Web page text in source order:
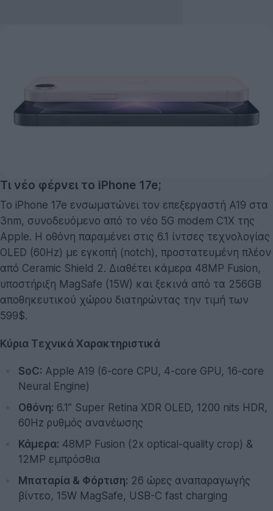
Τι νέο φέρνει το iPhone 17e;
Το iPhone 17e ενσωματώνει τον επεξεργαστή A19 στα
3nm, συνοδευόμενο από το νέο 5G modem C1X της
Apple. Η οθόνη παραμένει στις 6.1 ίντσες τεχνολογίας
OLED (60Hz) με εγκοπή (notch), προστατευμένη πλέον
από Ceramic Shield 2. Διαθέτει κάμερα 48MP Fusion,
υποστήριξη MagSafe (15W) και ξεκινά από τα 256GB
αποθηκευτικού χώρου διατηρώντας την τιμή των
599$.
Κύρια Τεχνικά Χαρακτηριστικά
SoC: Apple A19 (6-core CPU, 4-core GPU, 16-core
Neural Engine)
Οθόνη: 6.1” Super Retina XDR OLED, 1200 nits HDR,
60Hz ρυθμός ανανέωσης
Κάμερα: 48MP Fusion (2x optical-quality crop) &
12MP εμπρόσθια
Μπαταρία & Φόρτιση: 26 ώρες αναπαραγωγής
βίντεο, 15W MagSafe, USB-C fast charging